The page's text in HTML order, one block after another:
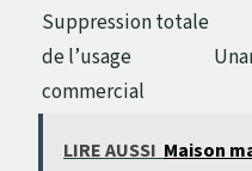
Suppression totale
de l’usage
commercial
LIRE AUSSI Maison